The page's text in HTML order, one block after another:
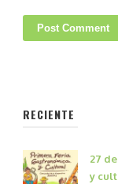
RECIENTE
27
y